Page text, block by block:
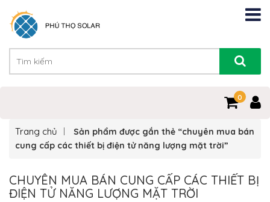
0
Trang chủ
Sản phẩm được gắn thẻ “chuyên mua bán
cung cấp các thiết bị điện tử năng lượng mặt trời”
CHUYÊN MUA BÁN CUNG CẤP CÁC THIẾT BỊ
ĐIỆN TỬ NĂNG LƯỢNG MẶT TRỜI